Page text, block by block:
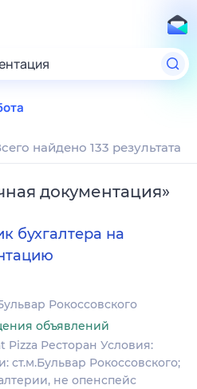
найдено 133 результата
документация»
бухгалтера на
Рокоссовского
объявлений
Pizza Ресторан Условия:
ст.м.Бульвар Рокоссовского;
не опенспейс